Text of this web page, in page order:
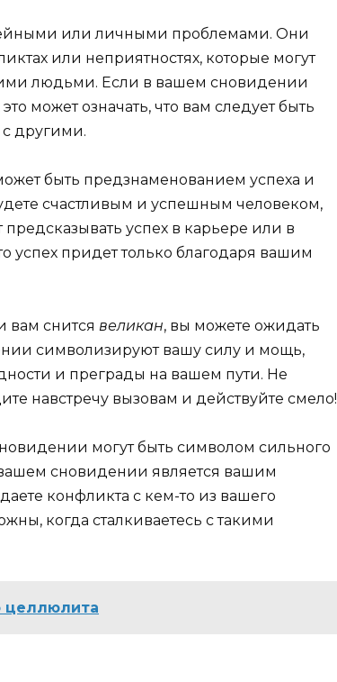
или личными проблемами. Они
или неприятностях, которые могут
людьми. Если в вашем сновидении
может означать, что вам следует быть
другими.
быть предзнаменованием успеха и
счастливым и успешным человеком,
успех в карьере или в
успех придет только благодаря вашим
вам снится великан, вы можете ожидать
символизируют вашу силу и мощь,
и преграды на вашем пути. Не
навстречу вызовам и действуйте смело!
могут быть символом сильного
сновидении является вашим
конфликта с кем-то из вашего
когда сталкиваетесь с такими
целлюлита